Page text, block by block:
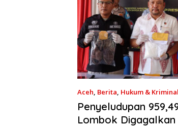
Aceh, Berita, Hukum & Kriminal
Penyeludupan
Lombok Digagalkan